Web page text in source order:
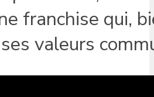
franchise qui,
valeurs